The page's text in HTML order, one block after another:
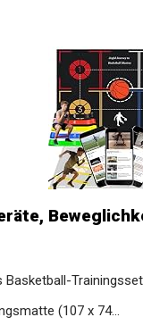
Basketball-Trainingsset
(107 x 74...